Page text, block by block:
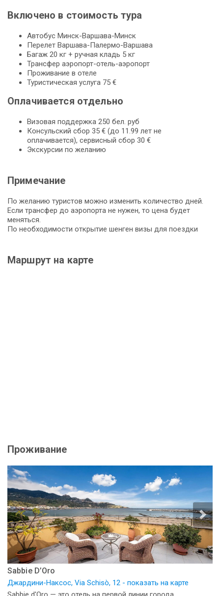
Включено в стоимость тура
Автобус Минск-Варшава-Минск
Перелет Варшава-Палермо-Варшава
Багаж 20 кг + ручная кладь 5 кг
Трансфер аэропорт-отель-аэропорт
Проживание в отеле
Туристическая услуга 75 €
Оплачивается отдельно
Визовая поддержка 250 бел. руб
Консульский сбор 35 € (до 11.99 лет не
оплачивается), сервисный сбор 30 €
Экскурсии по желанию
Примечание
По желанию туристов можно изменить количество дней.
Если трансфер до аэропорта не нужен, то цена будет
меняться.
По необходимости открытие шенген визы для поездки
Маршрут на карте
Проживание
Sabbie D’Oro
Джардини-Наксос, Via Schisò, 12 - показать на карте